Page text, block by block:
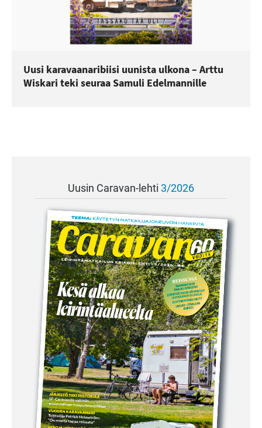
Uusi karavaanaribiisi uunista ulkona – Arttu
Wiskari teki seuraa Samuli Edelmannille
Uusin Caravan-lehti 3/2026